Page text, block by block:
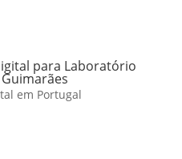
para Laboratório
em Portugal